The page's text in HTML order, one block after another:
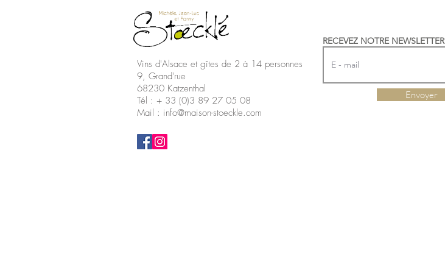
Vins d'Alsace et gîtes de 2 à 14 personnes
9, Grand'rue
68230 Katzenthal
Tél : + 33 (0)3 89 27 05 08
Mail : info@maison-stoeckle.com
RECEVEZ NOTRE NEWSLETTER
Envoyer